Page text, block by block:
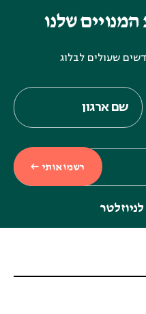
שלנו
שעולים לבלוג
רשמו אותי